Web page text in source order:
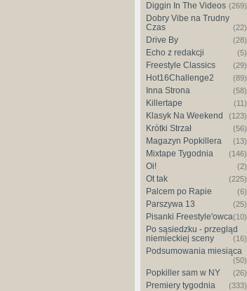
Diggin In The Videos (269)
Dobry Vibe na Trudny
Czas
(22)
Drive By (28)
Echo z redakcji (5)
Freestyle Classics (29)
Hot16Challenge2 (89)
Inna Strona (58)
Killertape (11)
Klasyk Na Weekend (123)
Krótki Strzał (56)
Magazyn Popkillera (13)
Mixtape Tygodnia (146)
Oi! (2)
Ot tak (225)
Palcem po Rapie (6)
Parszywa 13 (25)
Pisanki Freestyle'owca(10)
Po sąsiedzku - przegląd
niemieckiej sceny
(16)
Podsumowania miesiąca
(50)
Popkiller sam w NY (26)
Premiery tygodnia (333)